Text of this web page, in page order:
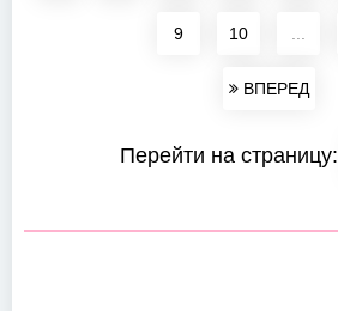
9 10
ВПЕРЕД
Перейти на страницу: